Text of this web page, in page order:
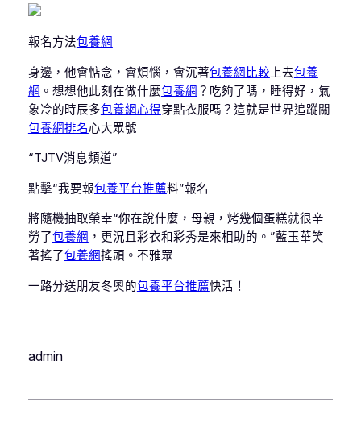
報名方法包養網
身邊，他會惦念，會煩惱，會沉著包養網比較 上去包養
網 。想想他此刻在做什麼包養網 ？吃夠了嗎，睡得好，氣
象冷的時辰多包養網心得穿點衣服嗎？這就是世界追蹤關
包養網排名心大眾號
“TJTV消息頻道”
點擊“我要報包養平台推薦料”報名
將隨機抽取榮幸“你在說什麼，母親，烤幾個蛋糕就很辛
勞了包養網 ，更況且彩衣和彩秀是來相助的。”藍玉華笑
著搖了包養網搖頭。不雅眾
一路分送朋友冬奧的包養平台推薦快活！
admin